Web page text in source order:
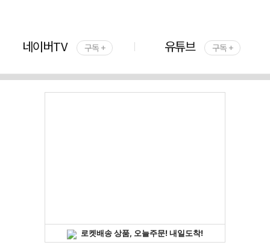
네이버TV 구독 + 유튜브 구독 +